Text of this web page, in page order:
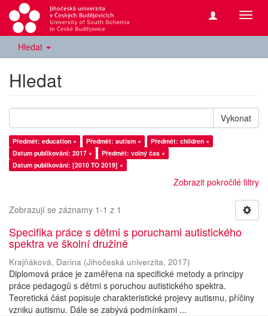
Hledat
Hledat
Vykonat
Předmět: education × Předmět: autism ×
Předmět: children ×
Datum publikování: 2017 ×
Předmět: volný čas ×
Datum publikování: [2010 TO 2019] ×
Zobrazit pokročilé filtry
Zobrazují se záznamy 1-1 z 1
Specifika práce s dětmi s poruchami autistického
spektra ve školní družině
Krajňáková, Darina (Jihočeská univerzita, 2017)
Diplomová práce je zaměřena na specifické metody a principy
práce pedagogů s dětmi s poruchou autistického spektra.
Teoretická část popisuje charakteristické projevy autismu, příčiny
vzniku autismu. Dále se zabývá podmínkami ...